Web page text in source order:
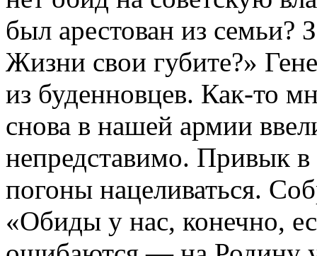
был арестован из семьи?
Жизни свои губите?»
из буденновцев. Как-то
снова в нашей армии
непредставимо. Привык
погоны нацеливаться.
«Обиды у нас, конечно,